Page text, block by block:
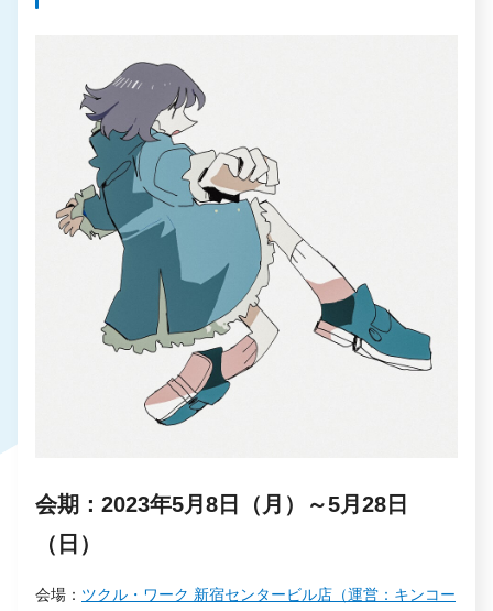
会期：2023年5月8日（月）～5月28日
（日）
会場： ツクル・ワーク 新宿センタービル店（運営：キンコー